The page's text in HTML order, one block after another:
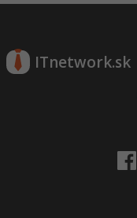
ITnetwork.sk